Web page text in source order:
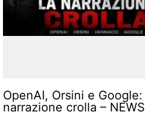
OpenAI, Orsini e Google:
narrazione crolla –